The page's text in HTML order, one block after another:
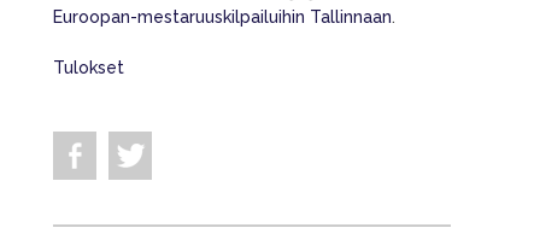
Euroopan-mestaruuskilpailuihin Tallinnaan.
Tulokset